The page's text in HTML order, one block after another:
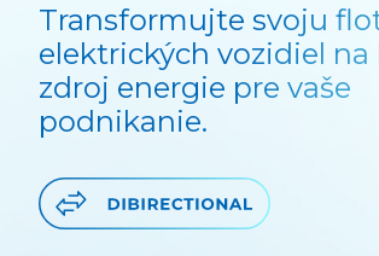
Kúpiť online
Transformujte svoju
elektrických vozidiel na
zdroj energie pre vaše
podnikanie.